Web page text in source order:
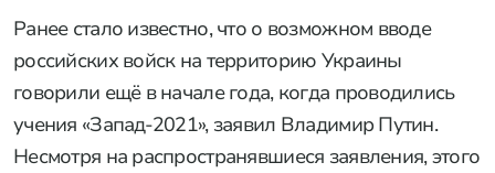
Ранее стало известно, что о возможном вводе
российских войск на территорию Украины
говорили ещё в начале года, когда проводились
учения «Запад-2021», заявил Владимир Путин.
Несмотря на распространявшиеся заявления, этого